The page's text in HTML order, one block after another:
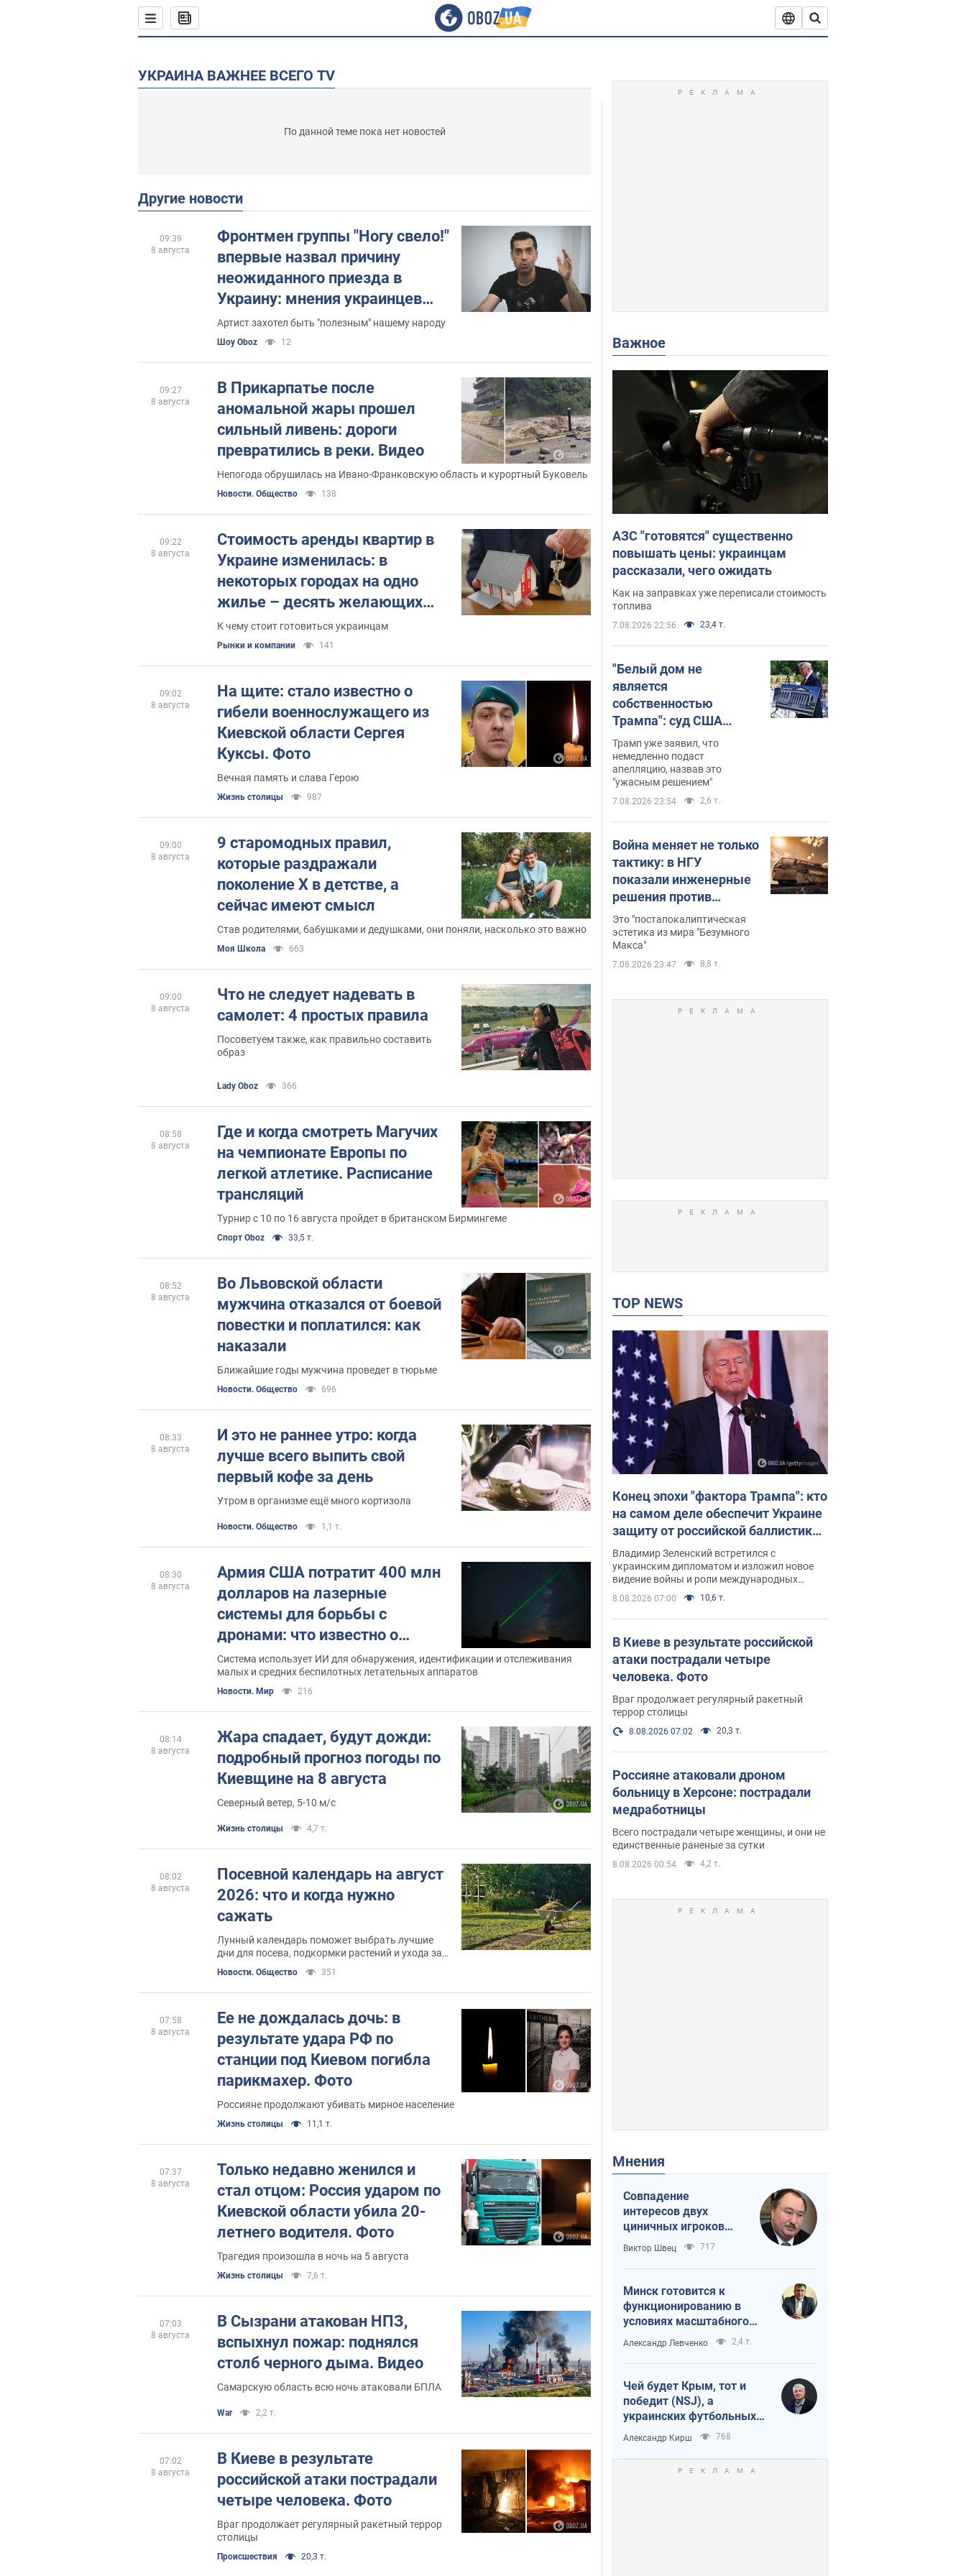
УКРАИНА ВАЖНЕЕ ВСЕГО TV
По данной теме пока нет новостей
Другие новости
Фронтмен группы "Ногу свело!"
впервые назвал причину
неожиданного приезда в
Украину: мнения украинцев
разделились
Артист захотел быть "полезным" нашему народу
Шоу Oboz 12
09:39
8 августа
В Прикарпатье после
аномальной жары прошел
сильный ливень: дороги
превратились в реки. Видео
Непогода обрушилась на Ивано-Франковскую область и курортный Буковель
Новости. Общество 138
09:27
8 августа
Стоимость аренды квартир в
Украине изменилась: в
некоторых городах на одно
жилье – десять желающих
арендовать
К чему стоит готовиться украинцам
Рынки и компании 141
09:22
8 августа
На щите: стало известно о
гибели военнослужащего из
Киевской области Сергея
Куксы. Фото
Вечная память и слава Герою
Жизнь столицы 987
09:02
8 августа
9 старомодных правил,
которые раздражали
поколение X в детстве, а
сейчас имеют смысл
Став родителями, бабушками и дедушками, они поняли, насколько это важно
Моя Школа 663
09:00
8 августа
Что не следует надевать в
самолет: 4 простых правила
Посоветуем также, как правильно составить
образ
Lady Oboz 366
09:00
8 августа
Где и когда смотреть Магучих
на чемпионате Европы по
легкой атлетике. Расписание
трансляций
Турнир с 10 по 16 августа пройдет в британском Бирмингеме
Спорт Oboz 33,5 т.
08:58
8 августа
Во Львовской области
мужчина отказался от боевой
повестки и поплатился: как
наказали
Ближайшие годы мужчина проведет в тюрьме
Новости. Общество 696
08:52
8 августа
И это не раннее утро: когда
лучше всего выпить свой
первый кофе за день
Утром в организме ещё много кортизола
Новости. Общество 1,1 т.
08:33
8 августа
Армия США потратит 400 млн
долларов на лазерные
системы для борьбы с
дронами: что известно о
контракте
Система использует ИИ для обнаружения, идентификации и отслеживания
малых и средних беспилотных летательных аппаратов
Новости. Мир 216
08:30
8 августа
Жара спадает, будут дожди:
подробный прогноз погоды по
Киевщине на 8 августа
Северный ветер, 5-10 м/с
Жизнь столицы 4,7 т.
08:14
8 августа
Посевной календарь на август
2026: что и когда нужно
сажать
Лунный календарь поможет выбрать лучшие
дни для посева, подкормки растений и ухода за
Новости. Общество 351
08:02
8 августа
Ее не дождалась дочь: в
результате удара РФ по
станции под Киевом погибла
парикмахер. Фото
Россияне продолжают убивать мирное население
Жизнь столицы 11,1 т.
07:58
8 августа
Только недавно женился и
стал отцом: Россия ударом по
Киевской области убила 20-
летнего водителя. Фото
Трагедия произошла в ночь на 5 августа
Жизнь столицы 7,6 т.
07:37
8 августа
В Сызрани атакован НПЗ,
вспыхнул пожар: поднялся
столб черного дыма. Видео
Самарскую область всю ночь атаковали БПЛА
War 2,2 т.
07:03
8 августа
В Киеве в результате
российской атаки пострадали
четыре человека. Фото
Враг продолжает регулярный ракетный террор
столицы
Происшествия 20,3 т.
07:02
8 августа
Важное
АЗС "готовятся" существенно
повышать цены: украинцам
рассказали, чего ожидать
Как на заправках уже переписали стоимость
топлива
7.08.2026 22:56 23,4 т.
"Белый дом не
является
собственностью
Трампа": суд США
приостановил
строительство
бального зала
стоимостью 400 млн
долларов
Трамп уже заявил, что
немедленно подаст
апелляцию, назвав это
"ужасным решением"
7.08.2026 23:54 2,6 т.
Война меняет не только
тактику: в НГУ
показали инженерные
решения против
российских FPV-
дронов. Фото
Это "постапокалиптическая
эстетика из мира "Безумного
Макса"
7.08.2026 23:47 8,8 т.
TOP NEWS
Конец эпохи "фактора Трампа": кто
на самом деле обеспечит Украине
защиту от российской баллистики.
Интервью с Безсмертным
Владимир Зеленский встретился с
украинским дипломатом и изложил новое
видение войны и роли международных
партнеров в борьбе с Россией
8.08.2026 07:00 10,6 т.
В Киеве в результате российской
атаки пострадали четыре
человека. Фото
Враг продолжает регулярный ракетный
террор столицы
8.08.2026 07:02 20,3 т.
Россияне атаковали дроном
больницу в Херсоне: пострадали
медработницы
Всего пострадали четыре женщины, и они не
единственные раненые за сутки
8.08.2026 00:54 4,2 т.
Мнения
Совпадение
интересов двух
циничных игроков
или тайный план
Трампа и Путина?
Виктор Швец 717
Минск готовится к
функционированию в
условиях масштабного
военного кризиса
Александр Левченко 2,4 т.
Чей будет Крым, тот и
победит (NSJ), а
украинских футбольных
чиновников могут
назвать убийцами
Александр Кирш 768